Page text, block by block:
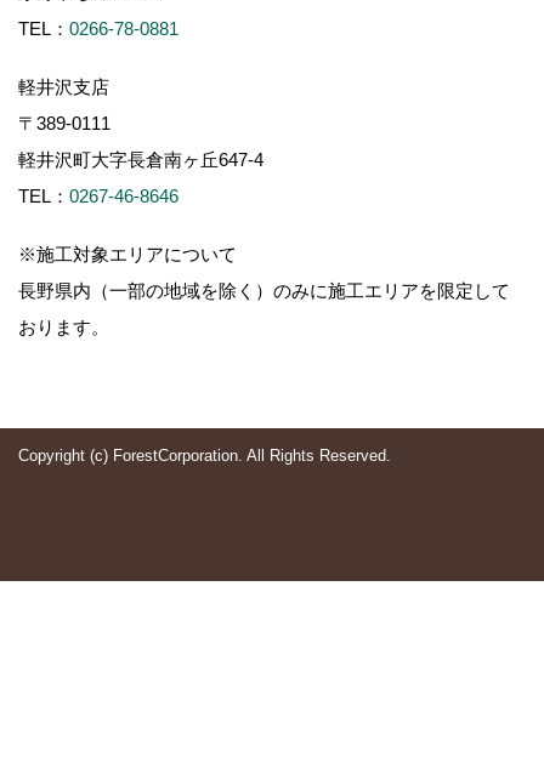
TEL： 0266-78-0881
軽井沢支店
〒389-0111
軽井沢町大字長倉南ヶ丘647-4
TEL： 0267-46-8646
※施工対象エリアについて
長野県内（一部の地域を除く）のみに施工エリアを限定して
おります。
Copyright (c) ForestCorporation. All Rights Reserved.